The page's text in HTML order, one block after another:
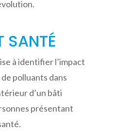
SANTÉ
à identifier l’impact
polluants dans
d’un bâti
présentant